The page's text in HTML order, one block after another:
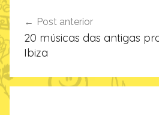
Navegação
de
Post
Post anterior
20 músicas das antigas
Ibiza